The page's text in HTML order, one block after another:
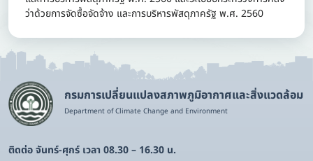
ว่าด้วยการจัดซื้อจัดจ้าง และการบริหารพัสดุภาครัฐ พ.ศ. 2560
กรมการเปลี่ยนแปลงสภาพภูมิอากาศและสิ่งแวดล้อม
Department of Climate Change and Environment
ติดต่อ จันทร์-ศุกร์ เวลา 08.30 – 16.30 น.